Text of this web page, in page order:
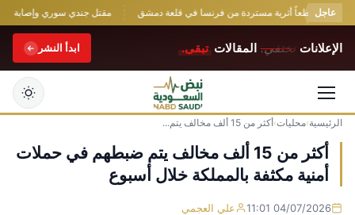
عاجل
تعرض قطعاً أثرية مستردة من فرنسا في قلعة دمشق مقتل جندي سوري وإصابة
الإعلانات تختفي. المقالات تبقى. ابدأ النشر
التجاوز
إلى
المحتوى
الرئيسية›محليات›أكثر من 15 ألف مخالف يتم...
أكثر من 15 ألف مخالف يتم ضبطهم في حملات
أمنية مكثفة بالمملكة خلال أسبوع
04/07/2026 11:01 علي العجمي